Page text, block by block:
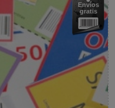
Envíos
gratis